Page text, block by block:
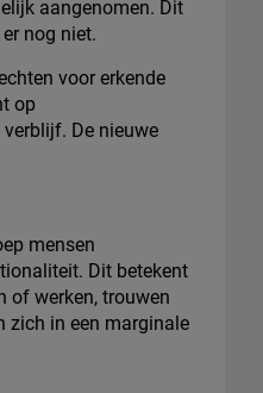
aangenomen. Dit
nog niet.
voor erkende
op
De nieuwe
mensen
Dit betekent
of werken, trouwen
zich in een marginale